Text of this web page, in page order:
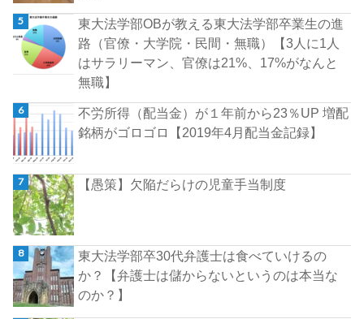
東大法学部OBが教える東大法学部卒業生の進
路（官僚・大学院・民間・無職）【3人に1人
はサラリーマン、官僚は21%、17%がなんと
無職】
不労所得（配当金）が１年前から23％UP 増配
銘柄がゴロゴロ【2019年4月配当金記録】
【愚策】欠陥だらけの児童手当制度
東大法学部卒30代弁護士は食べていけるの
か？【弁護士は儲からないというのは本当な
のか？】